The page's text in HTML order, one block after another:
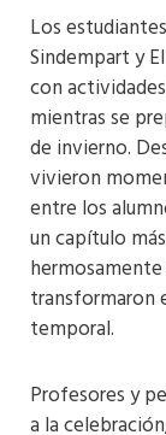
Los
Sindempart y
con
mientras se
de invierno.
vivieron
entre los
un capítulo
hermosamente
transformaron
temporal.
Profesores y
a la